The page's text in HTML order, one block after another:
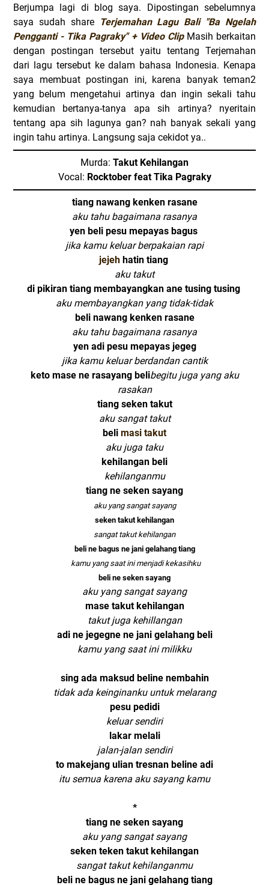
Berjumpa lagi di blog saya. Dipostingan sebelumnya
saya sudah share Terjemahan Lagu Bali "Ba Ngelah
Pengganti - Tika Pagraky" + Video ClipMasih berkaitan
dengan postingan tersebut yaitu tentang Terjemahan
dari lagu tersebut ke dalam bahasa Indonesia. Kenapa
saya membuat postingan ini, karena banyak teman2
yang belum mengetahui artinya dan ingin sekali tahu
kemudian bertanya-tanya apa sih artinya? nyeritain
tentang apa sih lagunya gan? nah banyak sekali yang
ingin tahu artinya. Langsung saja cekidot ya..
Murda: Takut Kehilangan
Vocal: Rocktober feat Tika Pagraky
tiang nawang kenken rasane
aku tahu bagaimana rasanya
yen beli pesu mepayas bagus
jika kamu keluar berpakaian rapi
jejehhatin tiang
aku takut
di pikiran tiang membayangkan ane tusing tusing
aku membayangkan yang tidak-tidak
beli nawang kenken rasane
aku tahu bagaimana rasanya
yen adi pesu mepayas jegeg
jika kamu keluar berdandan cantik
keto mase ne rasayang belibegitu juga yang aku
rasakan
tiang seken takut
aku sangat takut
beli masi takut
aku juga taku
kehilangan beli
kehilanganmu
tiang ne seken sayang
aku yang sangat sayang
seken takut kehilangan
sangat takut kehilangan
beli ne bagus ne jani gelahang tiang
kamu yang saat ini menjadi kekasihku
beli ne seken sayang
aku yang sangat sayang
mase takut kehilangan
takut juga kehillangan
adi ne jegegne ne jani gelahang beli
kamu yang saat ini milikku
sing ada maksud beline nembahin
tidak ada keinginanku untuk melarang
pesu pedidi
keluar sendiri
lakar melali
jalan-jalan sendiri
to makejang ulian tresnan beline adi
itu semua karena aku sayang kamu
*
tiang ne seken sayang
aku yang sangat sayang
seken teken takut kehilangan
sangat takut kehilanganmu
beli ne bagus ne jani gelahang tiang